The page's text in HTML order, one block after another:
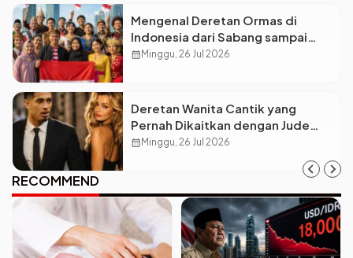
Mengenal Deretan Ormas di
Indonesia dari Sabang sampai
Merauke
calendar_month Minggu, 26 Jul 2026
Deretan Wanita Cantik yang
Pernah Dikaitkan dengan Jude
Bellingham
calendar_month Minggu, 26 Jul 2026
RECOMMEND